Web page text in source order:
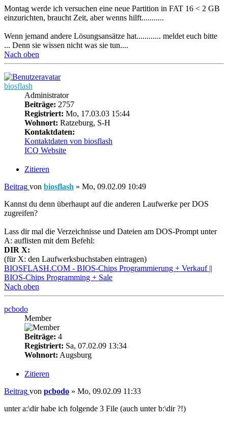
Montag werde ich versuchen eine neue Partition in FAT 16 < 2 GB
einzurichten, braucht Zeit, aber wenns hilft...........
Wenn jemand andere Lösungsansätze hat............ meldet euch bitte
... Denn sie wissen nicht was sie tun....
Nach oben
biosflash
Administrator
Beiträge: 2757
Registriert: Mo, 17.03.03 15:44
Wohnort: Ratzeburg, S-H
Kontaktdaten:
Kontaktdaten von biosflash
ICQ Website
Zitieren
Beitrag von biosflash » Mo, 09.02.09 10:49
Kannst du denn überhaupt auf die anderen Laufwerke per DOS
zugreifen?
Lass dir mal die Verzeichnisse und Dateien am DOS-Prompt unter
A: auflisten mit dem Befehl:
DIR X:
(für X: den Laufwerksbuchstaben eintragen)
BIOSFLASH.COM - BIOS-Chips Programmierung + Verkauf ||
BIOS-Chips Programming + Sale
Nach oben
pcbodo
Member
Beiträge: 4
Registriert: Sa, 07.02.09 13:34
Wohnort: Augsburg
Zitieren
Beitrag von pcbodo » Mo, 09.02.09 11:33
unter a:\dir habe ich folgende 3 File (auch unter b:\dir ?!)